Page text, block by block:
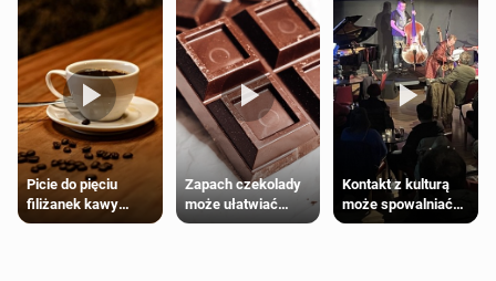
Picie do pięciu
filiżanek kawy
dziennie jest
Zapach czekolady
może ułatwiać
trening siłowy
Kontakt z kulturą
może spowalniać
starzenie